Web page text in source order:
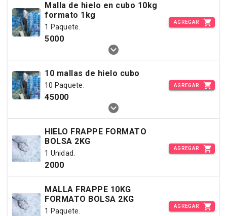
Malla de hielo en cubo 10kg
formato 1kg
1 Paquete.
5000
AGREGAR
10 mallas de hielo cubo
10 Paquete.
45000
AGREGAR
HIELO FRAPPE FORMATO
BOLSA 2KG
1 Unidad.
2000
AGREGAR
MALLA FRAPPE 10KG
FORMATO BOLSA 2KG
1 Paquete.
AGREGAR